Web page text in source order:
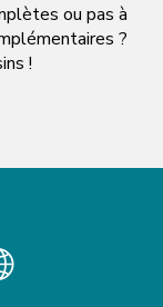
ou pas à
?
!